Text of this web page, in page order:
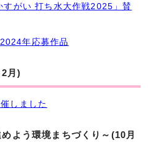
すがい 打ち水大作戦2025」賛
年応募作品
月)
しました
よう環境まちづくり～(10月